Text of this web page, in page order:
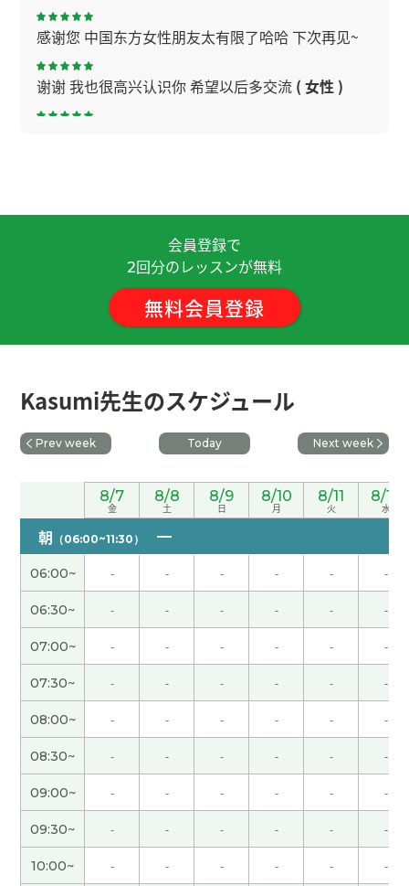
感谢您 中国东方女性朋友太有限了哈哈 下次再见~
谢谢 我也很高兴认识你 希望以后多交流 ( 女性 )
非常感謝 我的发音还不够好，所以我会每天练习，
争取一点点进步。 我希望再次见到你。 下次見
代 男性 )
いつもありがとうございます。中国語は発音が難し
いですが、頑張ります。また、よろしくお願いしま
す。
谢谢您的课！！
非常感謝 下次見 ( 40代 男性 )
谢谢
很高兴认识你 和你的聊天跟学习很有意思 开朗 聪明
漂亮 温柔的老师非常棒
非常感謝 下次見( 40代 男性 )
謝謝您跟我一起練習!!下次也請多多關照。
( 30代 女
性 )
謝謝您跟我一起聊天!!很開心,很期待下次見面。
代 女性 )
会員登録で
2回分のレッスンが無料
無料会員登録
Kasumi先生のスケジュール
Prev week Today Next week
8/7
金
8/8
土
8/9
日
8/10
月
8/11
火
8/12
水
朝 （06:00~11:30）
06:00~ - - - - - -
06:30~ - - - - - -
07:00~ - - - - - -
07:30~ - - - - - -
08:00~ - - - - - -
08:30~ - - - - - -
09:00~ - - - - - -
09:30~ - - - - - -
10:00~ - - - - - -